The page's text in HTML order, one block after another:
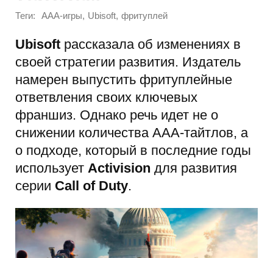
Теги: AAA-игры, Ubisoft, фритуплей
Ubisoft рассказала об изменениях в
своей стратегии развития. Издатель
намерен выпустить фритуплейные
ответвления своих ключевых
франшиз. Однако речь идет не о
снижении количества AAA-тайтлов, а
о подходе, который в последние годы
использует Activision для развития
серии Call of Duty.